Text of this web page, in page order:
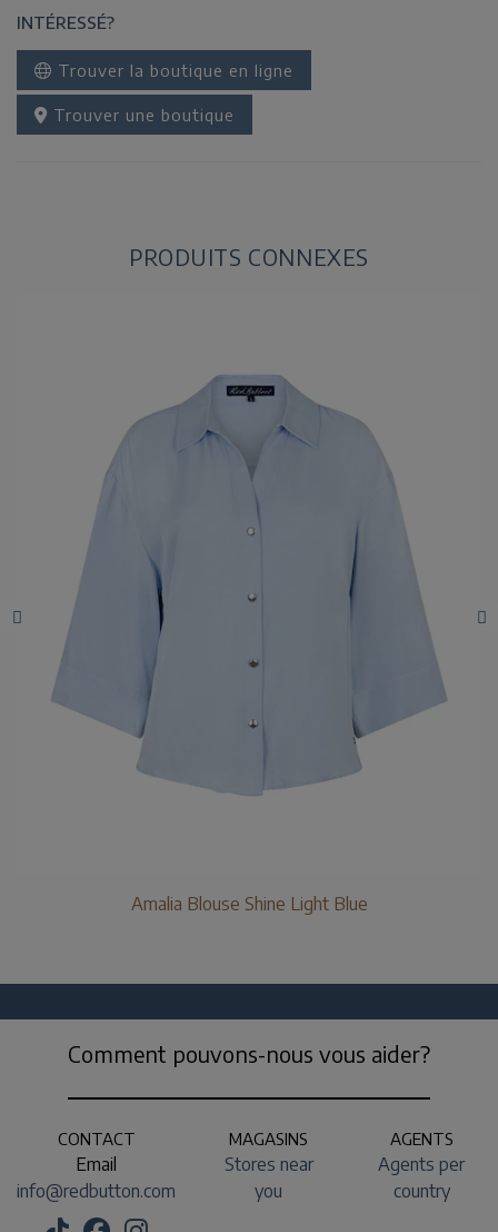
INTÉRESSÉ?
Trouver la boutique en ligne
Trouver une boutique
PRODUITS CONNEXES
Amalia Blouse Shine Light Blue
Comment pouvons-nous vous aider?
CONTACT
Email
info@redbutton.com
MAGASINS
Stores near
you
AGENTS
Agents per
country